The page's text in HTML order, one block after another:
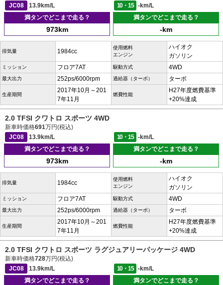
JC08
13.9km/L 10・15
-km/L
満タンでどこまで走る？
973km
満タンでどこまで走る？
-km
排気量 1984cc
使用燃料
エンジン
ハイオク
ガソリン
ミッション フロア7AT 駆動方式 4WD
最大出力 252ps/6000rpm 過給器（ターボ） ターボ
生産期間
2017年10月～201
7年11月
燃費性能
H27年度燃費基準
+20%達成
2.0 TFSI クワトロ スポーツ 4WD
新車時価格691万円(税込)
JC08
13.9km/L 10・15
-km/L
満タンでどこまで走る？
973km
満タンでどこまで走る？
-km
排気量 1984cc
使用燃料
エンジン
ハイオク
ガソリン
ミッション フロア7AT 駆動方式 4WD
最大出力 252ps/6000rpm 過給器（ターボ） ターボ
生産期間
2017年10月～201
7年11月
燃費性能
H27年度燃費基準
+20%達成
2.0 TFSI クワトロ スポーツ ラグジュアリーパッケージ 4WD
新車時価格728万円(税込)
JC08
13.9km/L 10・15
-km/L
満タンでどこまで走る？
満タンでどこまで走る？